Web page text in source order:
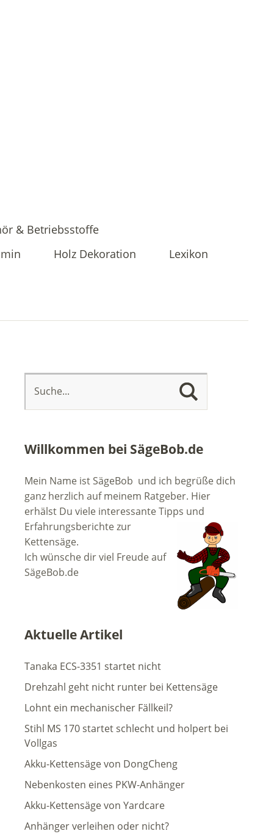
& Betriebsstoffe
Holz Dekoration
Lexikon
Willkommen bei SägeBob.de
Mein Name ist SägeBob und ich begrüße dich
ganz herzlich auf meinem Ratgeber. Hier
erhälst Du viele interessante Tipps und
Erfahrungsberichte zur
Kettensäge.
Ich wünsche dir viel Freude auf
SägeBob.de
Aktuelle Artikel
Tanaka ECS-3351 startet nicht
Drehzahl geht nicht runter bei Kettensäge
Lohnt ein mechanischer Fällkeil?
Stihl MS 170 startet schlecht und holpert bei
Vollgas
Akku-Kettensäge von DongCheng
Nebenkosten eines PKW-Anhänger
Akku-Kettensäge von Yardcare
Anhänger verleihen oder nicht?